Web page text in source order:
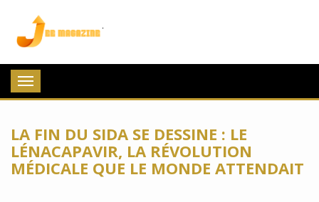
Toggle
navigation
LA FIN DU SIDA SE DESSINE : LE
LÉNACAPAVIR, LA RÉVOLUTION
MÉDICALE QUE LE MONDE ATTENDAIT